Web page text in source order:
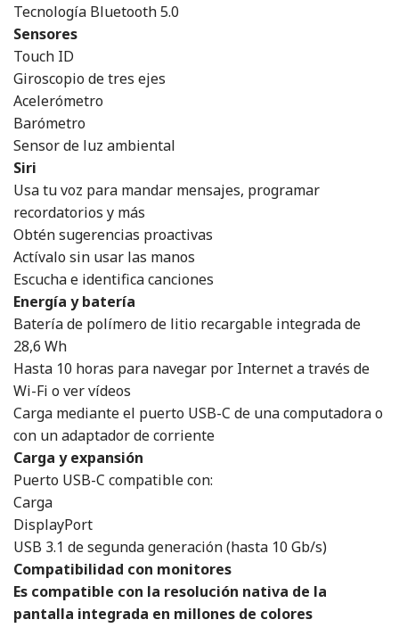
Tecnología Bluetooth 5.0
Sensores
Touch ID
Giroscopio de tres ejes
Acelerómetro
Barómetro
Sensor de luz ambiental
Siri
Usa tu voz para mandar mensajes, programar
recordatorios y más
Obtén sugerencias proactivas
Actívalo sin usar las manos
Escucha e identifica canciones
Energía y batería
Batería de polímero de litio recargable integrada de
28,6 Wh
Hasta 10 horas para navegar por Internet a través de
Wi-Fi o ver vídeos
Carga mediante el puerto USB-C de una computadora o
con un adaptador de corriente
Carga y expansión
Puerto USB-C compatible con:
Carga
DisplayPort
USB 3.1 de segunda generación (hasta 10 Gb/s)
Compatibilidad con monitores
Es compatible con la resolución nativa de la
pantalla integrada en millones de colores